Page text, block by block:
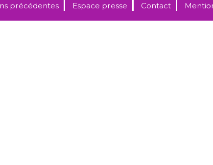
précédentes Espace presse Contact